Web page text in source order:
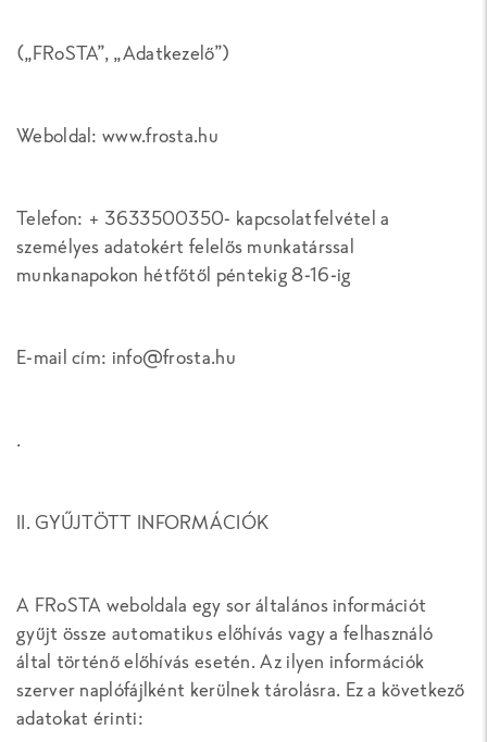
(„FRoSTA”, „Adatkezelő”)
Weboldal: www.frosta.hu
Telefon: + 3633500350- kapcsolatfelvétel a
személyes adatokért felelős munkatárssal
munkanapokon hétfőtől péntekig 8-16-ig
E-mail cím: info@frosta.hu
.
II. GYŰJTÖTT INFORMÁCIÓK
A FRoSTA weboldala egy sor általános információt
gyűjt össze automatikus előhívás vagy a felhasználó
által történő előhívás esetén. Az ilyen információk
szerver naplófájlként kerülnek tárolásra. Ez a következő
adatokat érinti: